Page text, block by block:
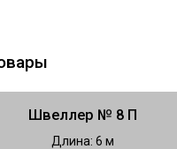
Швеллер № 8 П
Длина: 6 м